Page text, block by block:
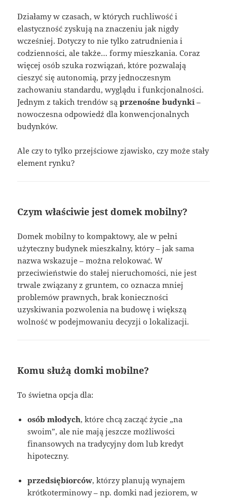
Działamy w czasach, w których ruchliwość i
elastyczność zyskują na znaczeniu jak nigdy
wcześniej. Dotyczy to nie tylko zatrudnienia i
codzienności, ale także… formy mieszkania. Coraz
więcej osób szuka rozwiązań, które pozwalają
cieszyć się autonomią, przy jednoczesnym
zachowaniu standardu, wyglądu i funkcjonalności.
Jednym z takich trendów sąprzenośne budynki –
nowoczesna odpowiedź dla konwencjonalnych
budynków.
Ale czy to tylko przejściowe zjawisko, czy może stały
element rynku?
Czym właściwie jest domek mobilny?
Domek mobilny to kompaktowy, ale w pełni
użyteczny budynek mieszkalny, który – jak sama
nazwa wskazuje – można relokować. W
przeciwieństwie do stałej nieruchomości, nie jest
trwale związany z gruntem, co oznacza mniej
problemów prawnych, brak konieczności
uzyskiwania pozwolenia na budowę i większą
wolność w podejmowaniu decyzji o lokalizacji.
Komu służą domki mobilne?
To świetna opcja dla:
osób młodych, które chcą zacząć życie „na
swoim”, ale nie mają jeszcze możliwości
finansowych na tradycyjny dom lub kredyt
hipoteczny.
przedsiębiorców, którzy planują wynajem
krótkoterminowy – np. domki nad jeziorem, w